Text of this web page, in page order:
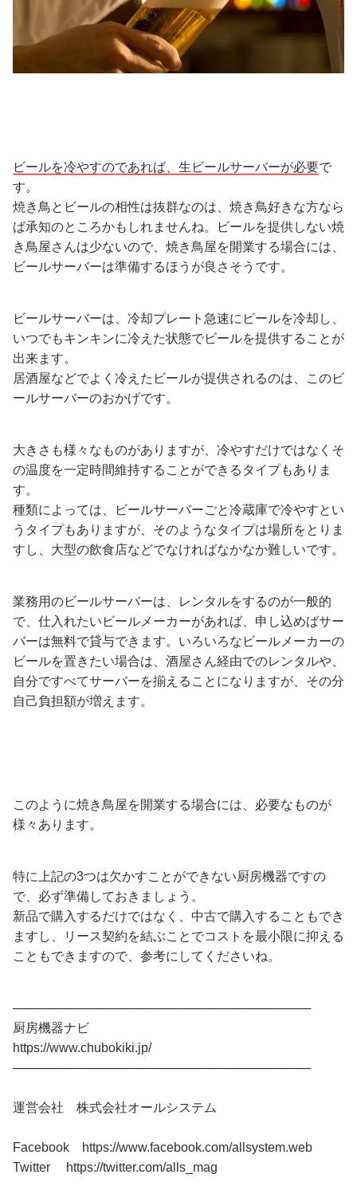
ビールを冷やすのであれば、生ビールサーバーが必要で
す。
焼き鳥とビールの相性は抜群なのは、焼き鳥好きな方なら
ば承知のところかもしれませんね。ビールを提供しない焼
き鳥屋さんは少ないので、焼き鳥屋を開業する場合には、
ビールサーバーは準備するほうが良さそうです。
ビールサーバーは、冷却プレート急速にビールを冷却し、
いつでもキンキンに冷えた状態でビールを提供することが
出来ます。
居酒屋などでよく冷えたビールが提供されるのは、このビ
ールサーバーのおかげです。
大きさも様々なものがありますが、冷やすだけではなくそ
の温度を一定時間維持することができるタイプもありま
す。
種類によっては、ビールサーバーごと冷蔵庫で冷やすとい
うタイプもありますが、そのようなタイプは場所をとりま
すし、大型の飲食店などでなければなかなか難しいです。
業務用のビールサーバーは、レンタルをするのが一般的
で、仕入れたいビールメーカーがあれば、申し込めばサー
バーは無料で貸与できます。いろいろなビールメーカーの
ビールを置きたい場合は、酒屋さん経由でのレンタルや、
自分ですべてサーバーを揃えることになりますが、その分
自己負担額が増えます。
このように焼き鳥屋を開業する場合には、必要なものが
様々あります。
特に上記の3つは欠かすことができない厨房機器ですの
で、必ず準備しておきましょう。
新品で購入するだけではなく、中古で購入することもでき
ますし、リース契約を結ぶことでコストを最小限に抑える
こともできますので、参考にしてくださいね。
──────────────────────────────────
厨房機器ナビ
https://www.chubokiki.jp/
──────────────────────────────────
運営会社 株式会社オールシステム
Facebook https://www.facebook.com/allsystem.web
Twitter https://twitter.com/alls_mag